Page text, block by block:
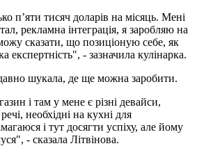
п’яти тисяч доларів на місяць. Мені
рекламна інтеграція, я заробляю на
сказати, що позиціоную себе, як
експертність", - зазначила кулінарка.
шукала, де ще можна заробити.
і там у мене є різні девайси,
необхідні на кухні для
і тут досягти успіху, але йому
- сказала Літвінова.